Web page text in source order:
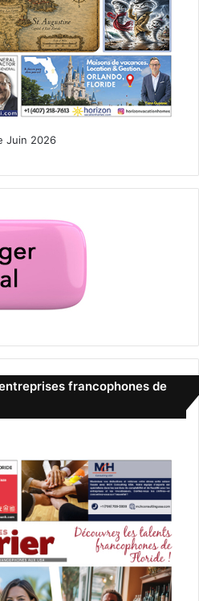
:
Beasts
écrites par J.K.
Crimes de Grindelwald ».
Eddie Redmayne, Katherine
:
Juin 2026
francophones de